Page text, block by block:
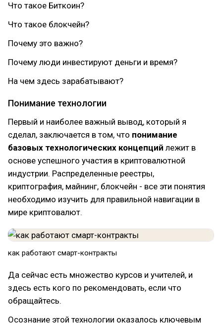
Что такое Биткоин?
Что такое блокчейн?
Почему это важно?
Почему люди инвестируют деньги и время?
На чем здесь зарабатывают?
Понимание технологии
Первый и наиболее важный вывод, который я
сделал, заключается в том, что понимание
базовых технологических концепций лежит в
основе успешного участия в криптовалютной
индустрии. Распределенные реестры,
криптография, майнинг, блокчейн - все эти понятия
необходимо изучить для правильной навигации в
мире криптовалют.
как работают смарт-контракты
Да сейчас есть множество курсов и учителей, и
здесь есть кого по рекомендовать, если что
обращайтесь.
Осознание этой технологии оказалось ключевым